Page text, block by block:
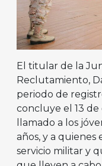
El titular de la
Reclutamiento,
periodo de
concluye el 13
llamado a los
años, y a quienes
servicio militar y